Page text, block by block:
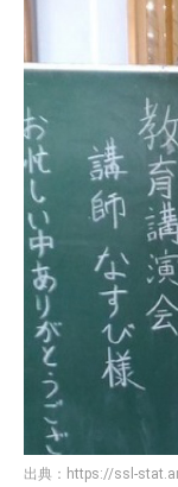
出典： https://ssl-